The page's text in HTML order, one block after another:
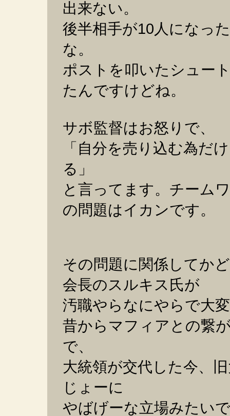
出来ない。
後半相手が10人になっ
な。
ポストを叩いたシュー
たんですけどね。
サボ監督はお怒りで、
「自分を売り込む為だ
る」
と言ってます。チーム
の問題はイカンです。
その問題に関係してか
会長のスルキス氏が
汚職やらなにやらで大
昔からマフィアとの繋
で、
大統領が交代した今、
じょーに
やばげーな立場みたい